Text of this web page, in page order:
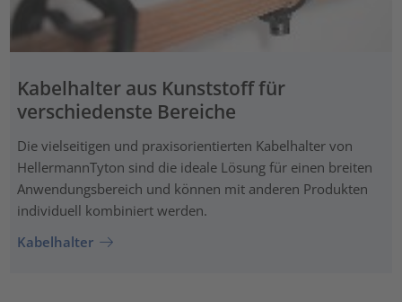
Kabelhalter aus Kunststoff für
verschiedenste Bereiche
Die vielseitigen und praxisorientierten Kabelhalter von
HellermannTyton sind die ideale Lösung für einen breiten
Anwendungsbereich und können mit anderen Produkten
individuell kombiniert werden.
Kabelhalter